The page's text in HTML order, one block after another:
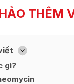
THÊM
[
Ẩn
gì?